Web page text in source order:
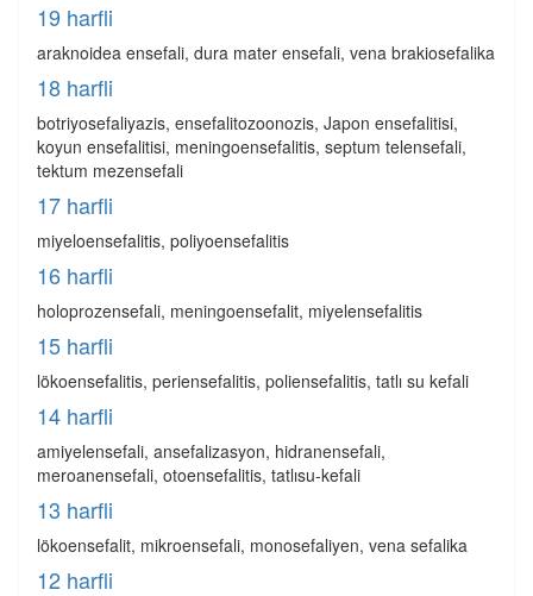
19 harfli
araknoidea ensefali, dura mater ensefali, vena brakiosefalika
18 harfli
botriyosefaliyazis, ensefalitozoonozis, Japon ensefalitisi,
koyun ensefalitisi, meningoensefalitis, septum telensefali,
tektum mezensefali
17 harfli
miyeloensefalitis, poliyoensefalitis
16 harfli
holoprozensefali, meningoensefalit, miyelensefalitis
15 harfli
lökoensefalitis, periensefalitis, poliensefalitis, tatlı su kefali
14 harfli
amiyelensefali, ansefalizasyon, hidranensefali,
meroanensefali, otoensefalitis, tatlısu-kefali
13 harfli
lökoensefalit, mikroensefali, monosefaliyen, vena sefalika
12 harfli